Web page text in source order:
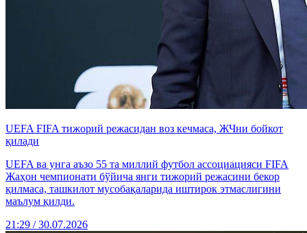
UEFA FIFA тижорий режасидан воз кечмаса, ЖЧни бойкот
қилади
UEFA ва унга аъзо 55 та миллий футбол ассоциацияси FIFA
Жаҳон чемпионати бўйича янги тижорий режасини бекор
қилмаса, ташкилот мусобақаларида иштирок этмаслигини
маълум қилди.
21:29 / 30.07.2026